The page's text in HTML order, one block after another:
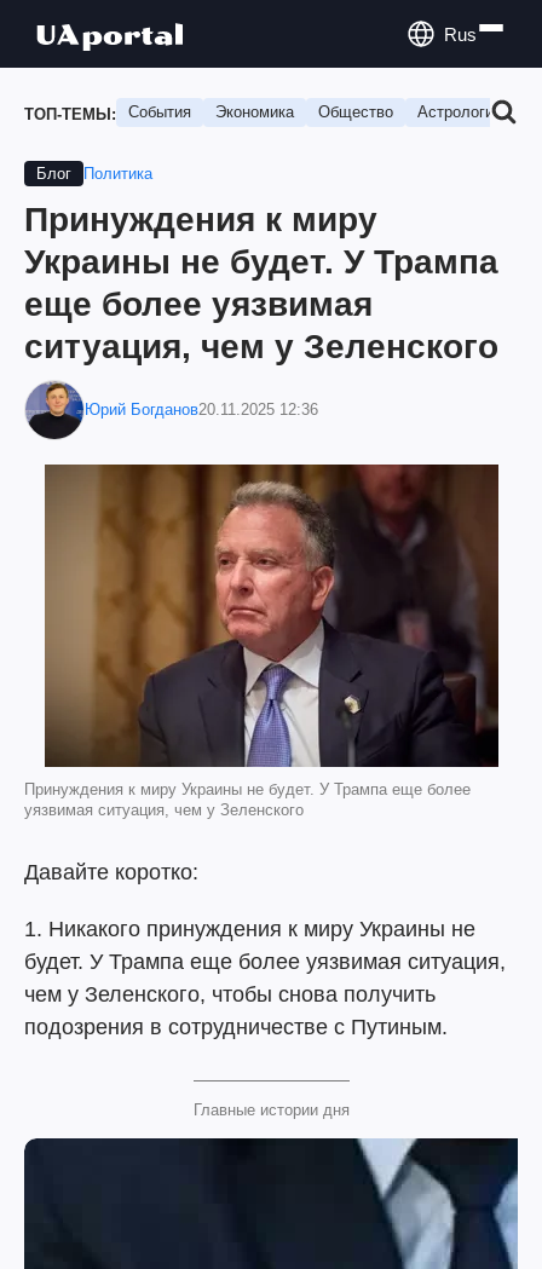
Rus
ТОП-ТЕМЫ: События Экономика Общество Астрология
Блог Политика
Принуждения к миру
Украины не будет. У Трампа
еще более уязвимая
ситуация, чем у Зеленского
Юрий Богданов20.11.2025 12:36
Принуждения к миру Украины не будет. У Трампа еще более
уязвимая ситуация, чем у Зеленского
Давайте коротко:
1. Никакого принуждения к миру Украины не
будет. У Трампа еще более уязвимая ситуация,
чем у Зеленского, чтобы снова получить
подозрения в сотрудничестве с Путиным.
Главные истории дня